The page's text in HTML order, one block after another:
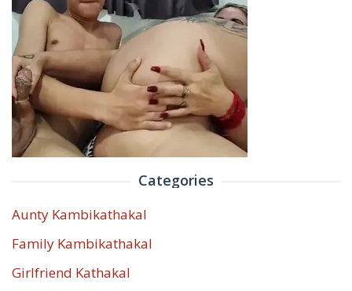
Categories
Aunty Kambikathakal
Family Kambikathakal
Girlfriend Kathakal